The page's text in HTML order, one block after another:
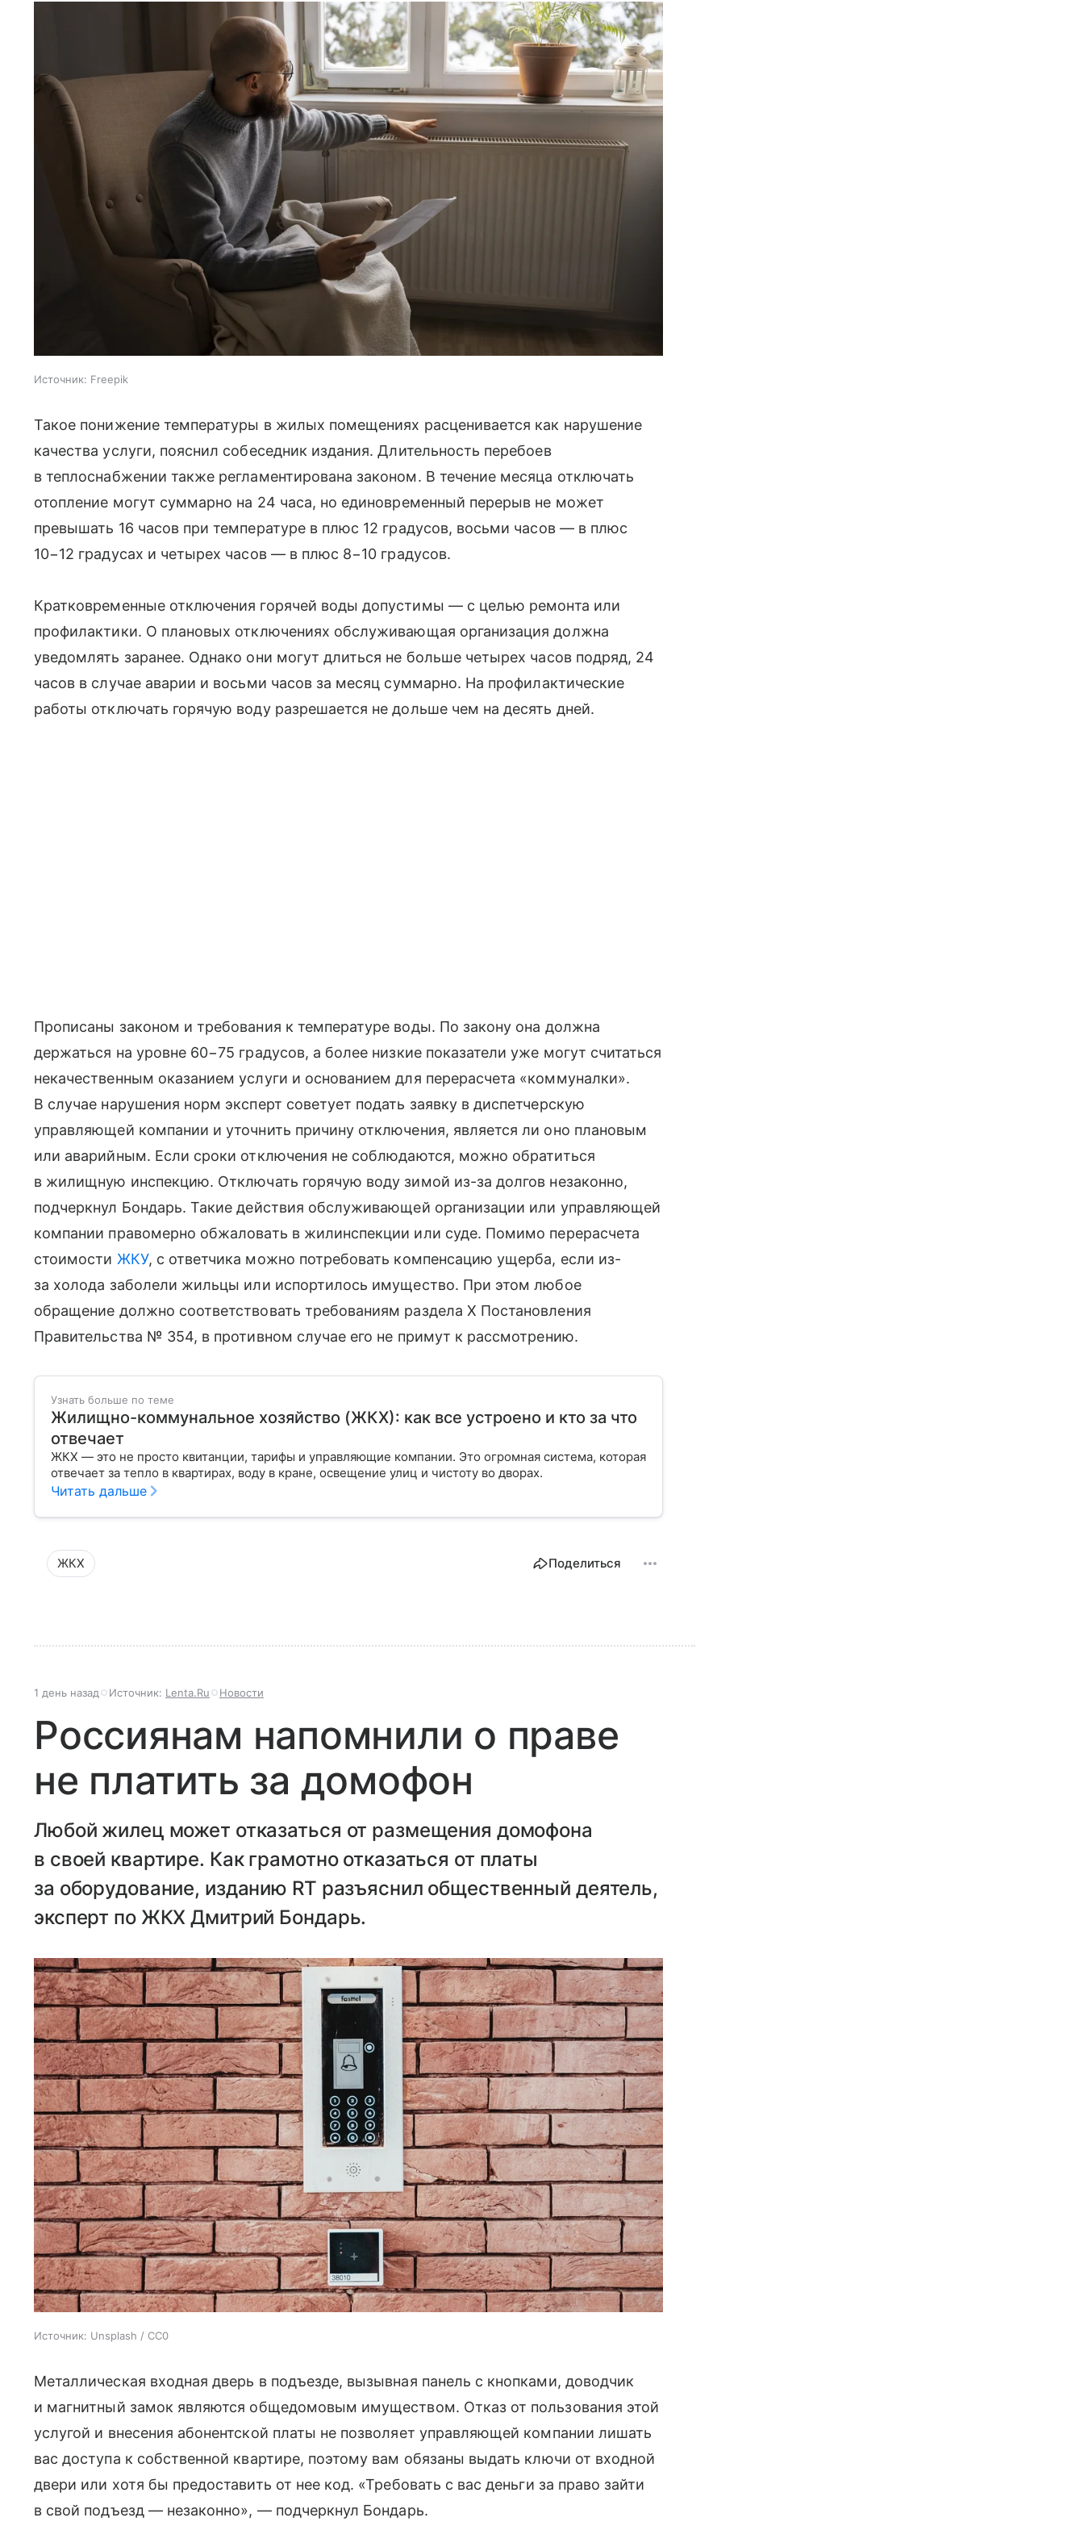
Источник: Freepik
Такое понижение температуры в жилых помещениях расценивается как нарушение
качества услуги, пояснил собеседник издания. Длительность перебоев
в теплоснабжении также регламентирована законом. В течение месяца отключать
отопление могут суммарно на 24 часа, но единовременный перерыв не может
превышать 16 часов при температуре в плюс 12 градусов, восьми часов — в плюс
10−12 градусах и четырех часов — в плюс 8−10 градусов.
Кратковременные отключения горячей воды допустимы — с целью ремонта или
профилактики. О плановых отключениях обслуживающая организация должна
уведомлять заранее. Однако они могут длиться не больше четырех часов подряд, 24
часов в случае аварии и восьми часов за месяц суммарно. На профилактические
работы отключать горячую воду разрешается не дольше чем на десять дней.
Прописаны законом и требования к температуре воды. По закону она должна
держаться на уровне 60−75 градусов, а более низкие показатели уже могут считаться
некачественным оказанием услуги и основанием для перерасчета «коммуналки».
В случае нарушения норм эксперт советует подать заявку в диспетчерскую
управляющей компании и уточнить причину отключения, является ли оно плановым
или аварийным. Если сроки отключения не соблюдаются, можно обратиться
в жилищную инспекцию. Отключать горячую воду зимой из-за долгов незаконно,
подчеркнул Бондарь. Такие действия обслуживающей организации или управляющей
компании правомерно обжаловать в жилинспекции или суде. Помимо перерасчета
стоимости ЖКУ, с ответчика можно потребовать компенсацию ущерба, если из-
за холода заболели жильцы или испортилось имущество. При этом любое
обращение должно соответствовать требованиям раздела X Постановления
Правительства № 354, в противном случае его не примут к рассмотрению.
Узнать больше по теме
Жилищно-коммунальное хозяйство (ЖКХ): как все устроено и кто за что
отвечает
ЖКХ — это не просто квитанции, тарифы и управляющие компании. Это огромная система, которая
отвечает за тепло в квартирах, воду в кране, освещение улиц и чистоту во дворах.
Читать дальше
ЖКХ Поделиться
1 день назад Источник: Lenta.Ru Новости
Россиянам напомнили о праве
не платить за домофон
Любой жилец может отказаться от размещения домофона
в своей квартире. Как грамотно отказаться от платы
за оборудование, изданию RT разъяснил общественный деятель,
эксперт по ЖКХ Дмитрий Бондарь.
Источник: Unsplash / CC0
Металлическая входная дверь в подъезде, вызывная панель с кнопками, доводчик
и магнитный замок являются общедомовым имуществом. Отказ от пользования этой
услугой и внесения абонентской платы не позволяет управляющей компании лишать
вас доступа к собственной квартире, поэтому вам обязаны выдать ключи от входной
двери или хотя бы предоставить от нее код. «Требовать с вас деньги за право зайти
в свой подъезд — незаконно», — подчеркнул Бондарь.